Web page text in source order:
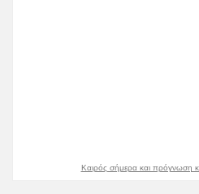
Καιρός σήμερα και πρόγνωση